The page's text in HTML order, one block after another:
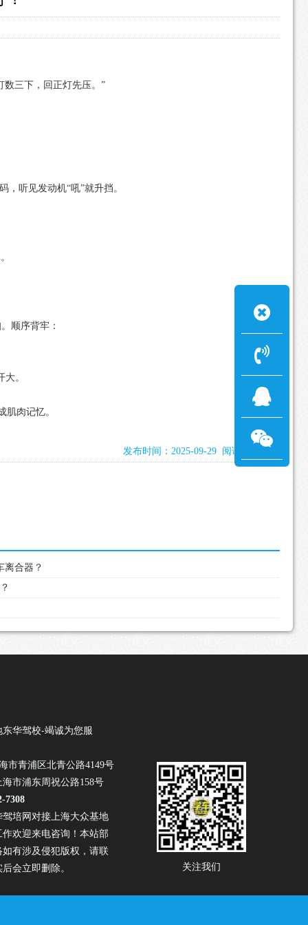
三下，回正灯先压。”
听见发动机“吼”就升挡。
顺序背牢：
。
肉记忆。
发布时间：2025-09-29 阅读：2448次
离合器？
关注我们
华驾校-竭诚为您服
市青浦区北青公路4149号
市浦东周祝公路158号
7308
培网对接上海大众基地
欢迎来电咨询！本站部
有涉及侵犯版权，请联
会立即删除。